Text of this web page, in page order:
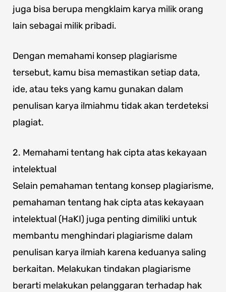
juga bisa berupa mengklaim karya milik orang
lain sebagai milik pribadi.
Dengan memahami konsep plagiarisme
tersebut, kamu bisa memastikan setiap data,
ide, atau teks yang kamu gunakan dalam
penulisan karya ilmiahmu tidak akan terdeteksi
plagiat.
2. Memahami tentang hak cipta atas kekayaan
intelektual
Selain pemahaman tentang konsep plagiarisme,
pemahaman tentang hak cipta atas kekayaan
intelektual (HaKI) juga penting dimiliki untuk
membantu menghindari plagiarisme dalam
penulisan karya ilmiah karena keduanya saling
berkaitan. Melakukan tindakan plagiarisme
berarti melakukan pelanggaran terhadap hak